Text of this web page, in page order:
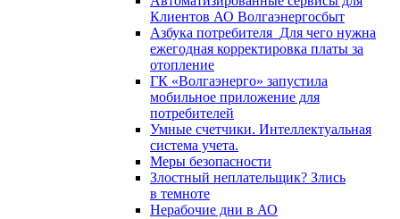
Клиентов АО Волгаэнергосбыт
Азбука потребителя_Для чего нужна
ежегодная корректировка платы за
отопление
ГК «Волгаэнерго» запустила
мобильное приложение для
потребителей
Умные счетчики. Интеллектуальная
система учета.
Меры безопасности
Злостный неплательщик? Злись
в темноте
Нерабочие дни в АО